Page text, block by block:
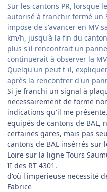
Sur les cantons PR, lorsque
autorisé à franchir fermé un
impose de s'avancer en MV
km/h, jusqu'à la fin du
plus s'il rencontrait un
continuerait à observer la
Quelqu'un peut t-il,
après la rencontrer d'un
Si je franchi un signal à
necessairement de forme
indications qu'il me
equipés de cantons de BAL,
certaines gares, mais pas
cantons de BAL insérrés
Loire sur la ligne Tours
II des RT 4301.
d'où l'imperieuse necessité
Fabrice